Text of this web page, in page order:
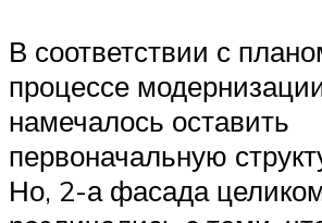
В соответствии с
процессе
намечалось оставить
первоначальную
Но, 2-а фасада